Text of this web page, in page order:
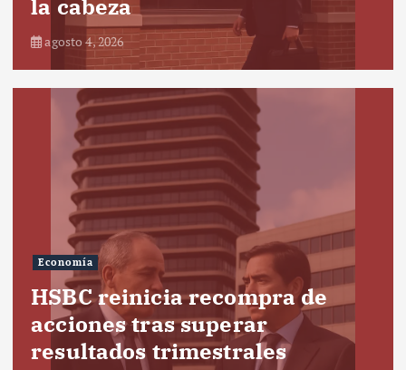
la cabeza
agosto 4, 2026
Economía
HSBC reinicia recompra de
acciones tras superar
resultados trimestrales